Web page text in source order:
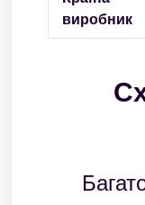
виробник